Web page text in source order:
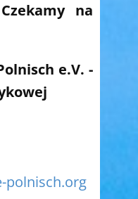
na
e.V. -
polnisch.org